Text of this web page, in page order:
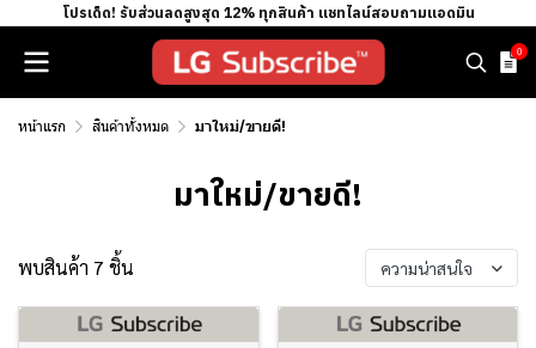
โปรเด็ด! รับส่วนลดสูงสุด 12% ทุกสินค้า แชทไลน์สอบถามแอดมิน
0
หน้าแรก สินค้าทั้งหมด มาใหม่/ขายดี!
มาใหม่/ขายดี!
พบสินค้า 7 ชิ้น ความน่าสนใจ